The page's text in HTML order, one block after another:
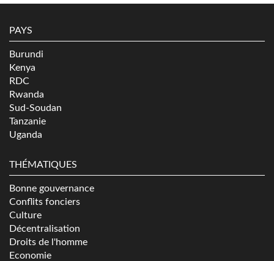
PAYS
Burundi
Kenya
RDC
Rwanda
Sud-Soudan
Tanzanie
Uganda
THÉMATIQUES
Bonne gouvernance
Conflits fonciers
Culture
Décentralisation
Droits de l'homme
Economie